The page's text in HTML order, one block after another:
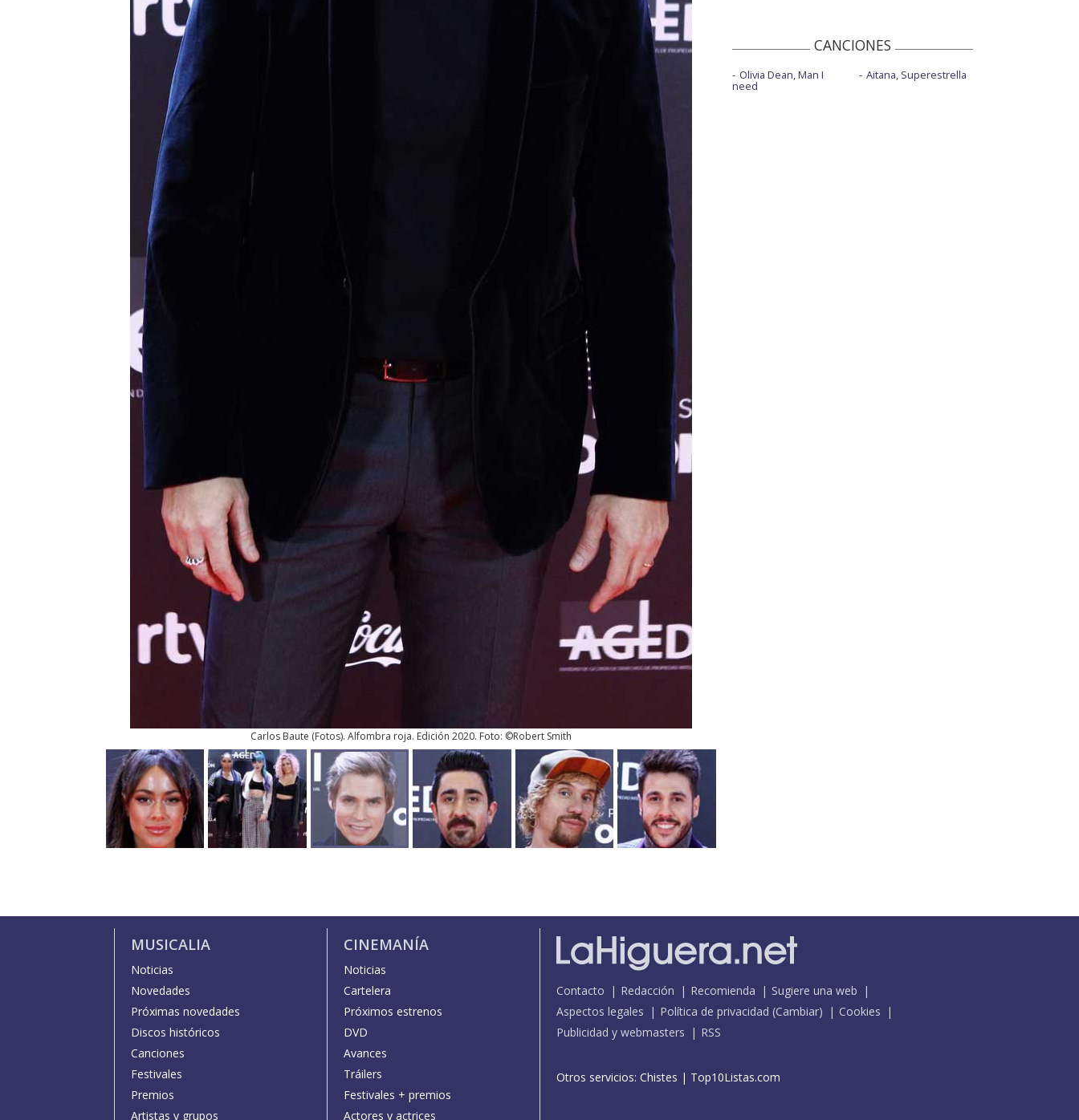
Carlos Baute (Fotos). Alfombra roja. Edición 2020. Foto: ©Robert Smith
CANCIONES
Olivia Dean, Man I
need
Aitana, Superestrella
MUSICALIA
Noticias
Novedades
Próximas novedades
Discos históricos
Canciones
Festivales
Premios
Artistas y grupos
CINEMANÍA
Noticias
Cartelera
Próximos estrenos
DVD
Avances
Tráilers
Festivales + premios
Actores y actrices
Contacto Redacción Recomienda
Sugiere una web
Aspectos legales
Política de privacidad (Cambiar)
Cookies
Publicidad y webmasters
RSS
Otros servicios: Chistes | Top10Listas.com